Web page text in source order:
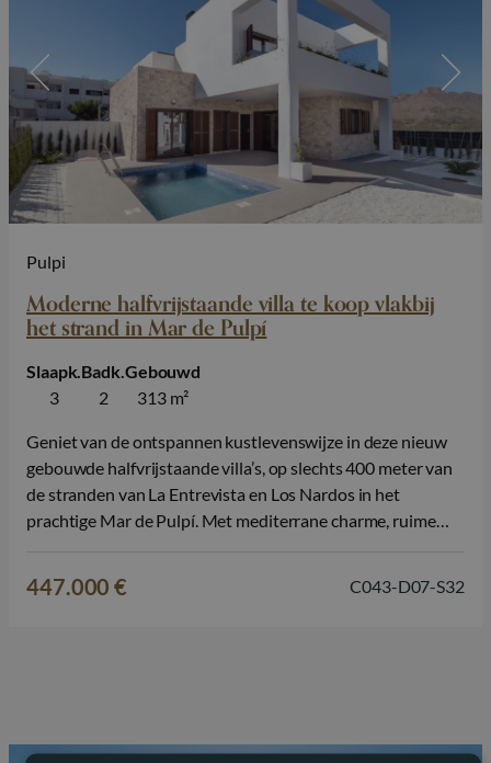
Pulpi
Moderne halfvrijstaande villa te koop vlakbij
het strand in Mar de Pulpí
3
Slaapk.
2
Badk.
313 m²
Gebouwd
Geniet van de ontspannen kustlevenswijze in deze nieuw
gebouwde halfvrijstaande villa’s, op slechts 400 meter van
de stranden van La Entrevista en Los Nardos in het
prachtige Mar de Pulpí. Met mediterrane charme, ruime
Elke villa…
447.000 € C043-D07-S32